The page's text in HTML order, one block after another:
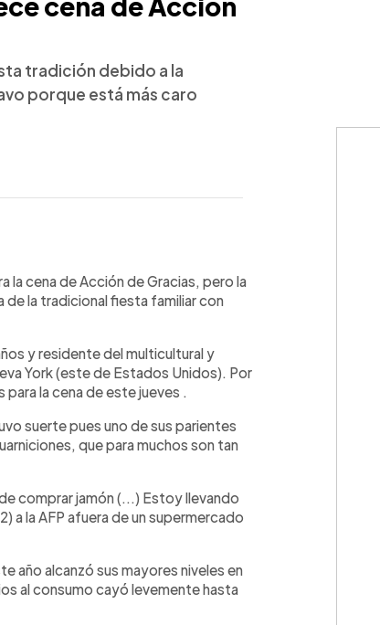
tradición debido a la
porque está más caro
la cena de Acción de Gracias, pero la
de la tradicional fiesta familiar con
y residente del multicultural y
York (este de Estados Unidos). Por
la cena de este jueves .
suerte pues uno de sus parientes
que para muchos son tan
comprar jamón (...) Estoy llevando
a la AFP afuera de un supermercado
año alcanzó sus mayores niveles en
al consumo cayó levemente hasta